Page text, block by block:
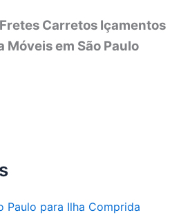
Carretos Içamentos
Móveis em São Paulo
Paulo para Ilha Comprida